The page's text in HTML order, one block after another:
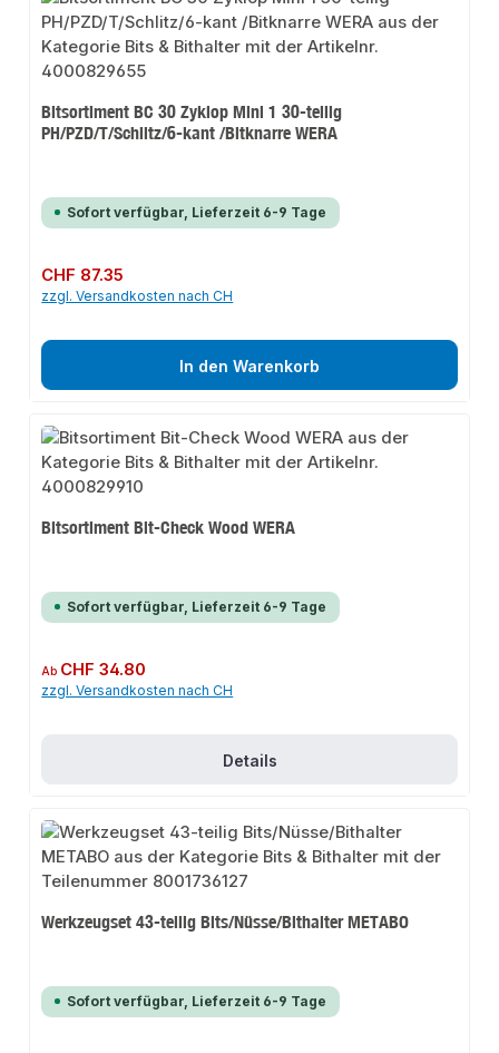
Bitsortiment BC 30 Zyklop Mini 1 30-teilig
PH/PZD/T/Schlitz/6-kant /Bitknarre WERA
Sofort verfügbar, Lieferzeit 6-9 Tage
Regulärer Preis:
CHF 87.35
zzgl. Versandkosten nach CH
In den Warenkorb
Bitsortiment Bit-Check Wood WERA
Sofort verfügbar, Lieferzeit 6-9 Tage
Regulärer Preis:
Ab CHF 34.80
zzgl. Versandkosten nach CH
Details
Werkzeugset 43-teilig Bits/Nüsse/Bithalter METABO
Sofort verfügbar, Lieferzeit 6-9 Tage